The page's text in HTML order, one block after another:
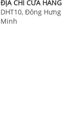
ĐỊA CHỈ CỬA HÀNG
DHT10, Đông
Minh